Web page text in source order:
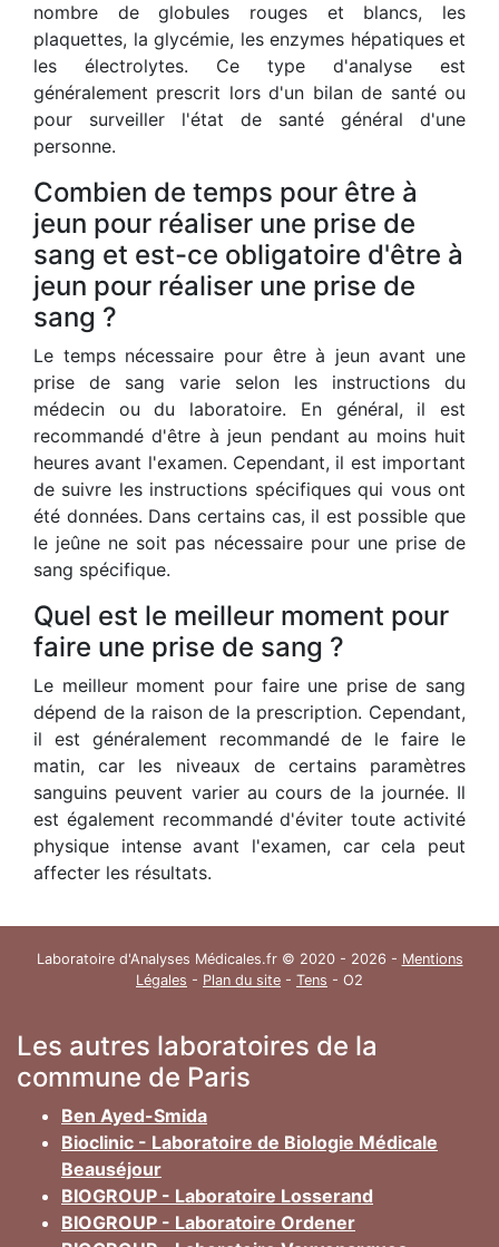
nombre de globules rouges et blancs, les
plaquettes, la glycémie, les enzymes hépatiques et
les électrolytes. Ce type d'analyse est
généralement prescrit lors d'un bilan de santé ou
pour surveiller l'état de santé général d'une
personne.
Combien de temps pour être à
jeun pour réaliser une prise de
sang et est-ce obligatoire d'être à
jeun pour réaliser une prise de
sang ?
Le temps nécessaire pour être à jeun avant une
prise de sang varie selon les instructions du
médecin ou du laboratoire. En général, il est
recommandé d'être à jeun pendant au moins huit
heures avant l'examen. Cependant, il est important
de suivre les instructions spécifiques qui vous ont
été données. Dans certains cas, il est possible que
le jeûne ne soit pas nécessaire pour une prise de
sang spécifique.
Quel est le meilleur moment pour
faire une prise de sang ?
Le meilleur moment pour faire une prise de sang
dépend de la raison de la prescription. Cependant,
il est généralement recommandé de le faire le
matin, car les niveaux de certains paramètres
sanguins peuvent varier au cours de la journée. Il
est également recommandé d'éviter toute activité
physique intense avant l'examen, car cela peut
affecter les résultats.
Laboratoire d'Analyses Médicales.fr © 2020 - 2026 - Mentions
Légales - Plan du site - Tens - O2
Les autres laboratoires de la
commune de Paris
Ben Ayed-Smida
Bioclinic - Laboratoire de Biologie Médicale
Beauséjour
BIOGROUP - Laboratoire Losserand
BIOGROUP - Laboratoire Ordener